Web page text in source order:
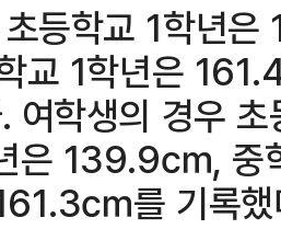
초등학교 1학년
1학년은
학생의 경우
은 139.9㎝,
㎝를 기록